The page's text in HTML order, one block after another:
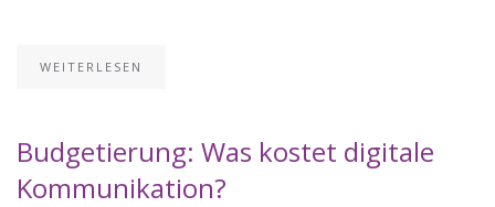
WEITERLESEN
Budgetierung: Was kostet digitale
Kommunikation?